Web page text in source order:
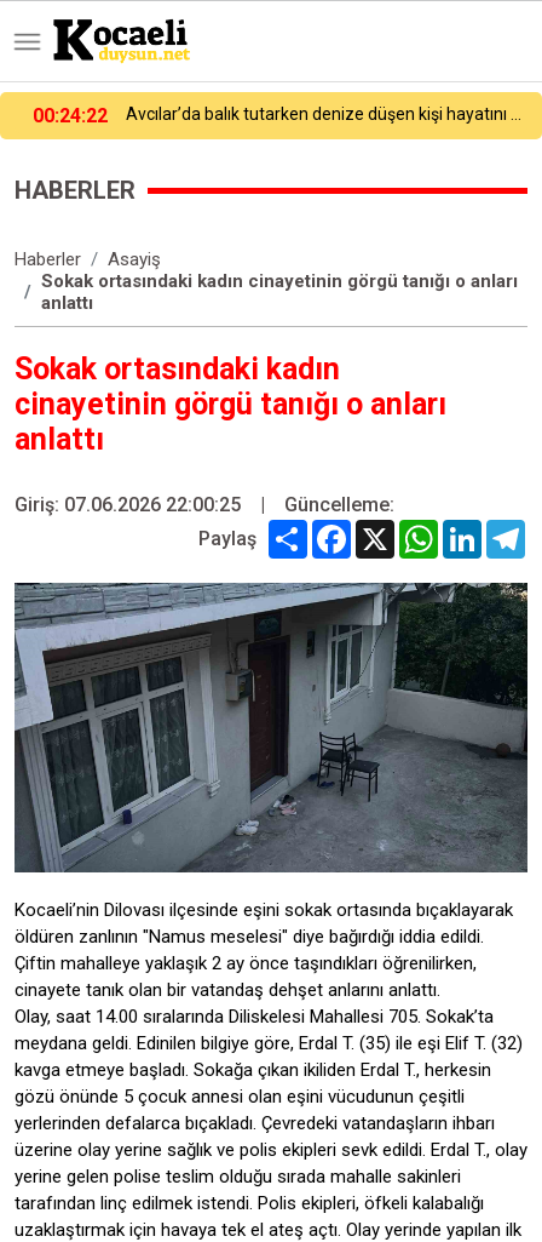
23:58:42
HABERLER
Haberler
Asayiş
Sokak ortasındaki kadın cinayetinin görgü tanığı o anları
anlattı
Sokak ortasındaki kadın
cinayetinin görgü tanığı o anları
anlattı
Giriş: 07.06.2026 22:00:25 |
Güncelleme:
Paylaş
Share Facebook
X WhatsApp
Kocaeli’nin Dilovası ilçesinde eşini sokak ortasında bıçaklayarak
öldüren zanlının "Namus meselesi" diye bağırdığı iddia edildi.
Çiftin mahalleye yaklaşık 2 ay önce taşındıkları öğrenilirken,
cinayete tanık olan bir vatandaş dehşet anlarını anlattı.
Olay, saat 14.00 sıralarında Diliskelesi Mahallesi 705. Sokak’ta
meydana geldi. Edinilen bilgiye göre, Erdal T. (35) ile eşi Elif T. (32)
kavga etmeye başladı. Sokağa çıkan ikiliden Erdal T., herkesin
gözü önünde 5 çocuk annesi olan eşini vücudunun çeşitli
yerlerinden defalarca bıçakladı. Çevredeki vatandaşların ihbarı
üzerine olay yerine sağlık ve polis ekipleri sevk edildi. Erdal T., olay
yerine gelen polise teslim olduğu sırada mahalle sakinleri
tarafından linç edilmek istendi. Polis ekipleri, öfkeli kalabalığı
uzaklaştırmak için havaya tek el ateş açtı. Olay yerinde yapılan ilk